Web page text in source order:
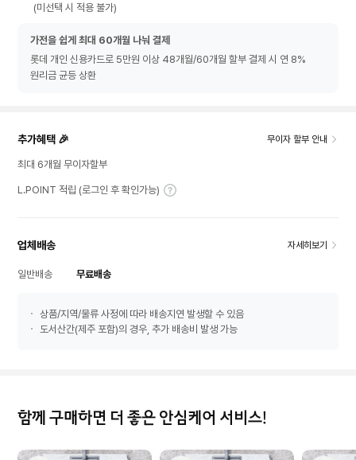
(미선택 시 적용 불가)
가전을 쉽게 최대 60개월 나눠 결제
롯데 개인 신용카드로 5만원 이상 48개월/60개월 할부 결제 시 연 8%
원리금 균등 상환
추가혜택 🎉 무이자 할부 안내
최대 6개월 무이자할부
L.POINT 적립 (로그인 후 확인가능)
업체배송 자세히보기
일반배송 무료배송
상품/지역/물류 사정에 따라 배송지연 발생할 수 있음
도서산간(제주 포함)의 경우, 추가 배송비 발생 가능
함께 구매하면 더 좋은 안심케어 서비스!